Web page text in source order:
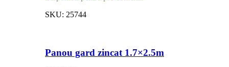
SKU: 25744
Panou gard zincat 1.7×2.5m